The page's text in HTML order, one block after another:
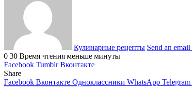
Кулинарные рецепты Send an email
0 30 Время чтения меньше минуты
Facebook Tumblr Вконтакте
Share
Facebook Вконтакте Одноклассники WhatsApp Telegram